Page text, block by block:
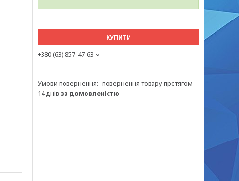
КУПИТИ
+380 (63) 857-47-63
повернення товару протягом
14 днів за домовленістю